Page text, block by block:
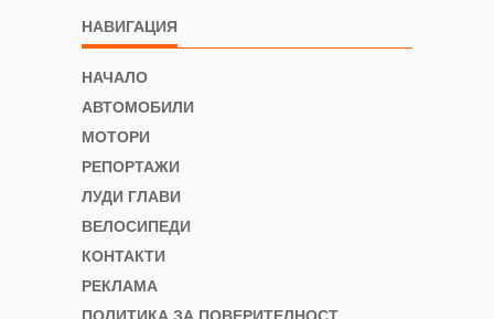
НАВИГАЦИЯ
НАЧАЛО
АВТОМОБИЛИ
МОТОРИ
РЕПОРТАЖИ
ЛУДИ ГЛАВИ
ВЕЛОСИПЕДИ
КОНТАКТИ
РЕКЛАМА